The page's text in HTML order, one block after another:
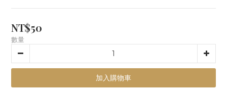
NT$50
數量
加入購物車